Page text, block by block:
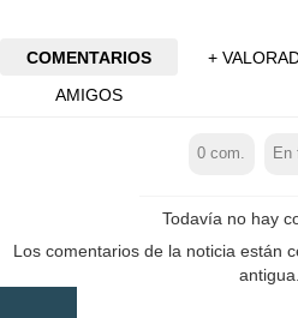
COMENTARIOS
+
AMIGOS
0 com. En
Todavía no hay
Los comentarios de la noticia están
antigua.